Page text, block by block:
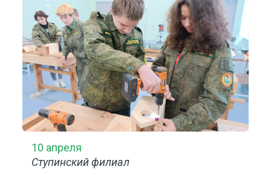
10 апреля
Ступинский филиал